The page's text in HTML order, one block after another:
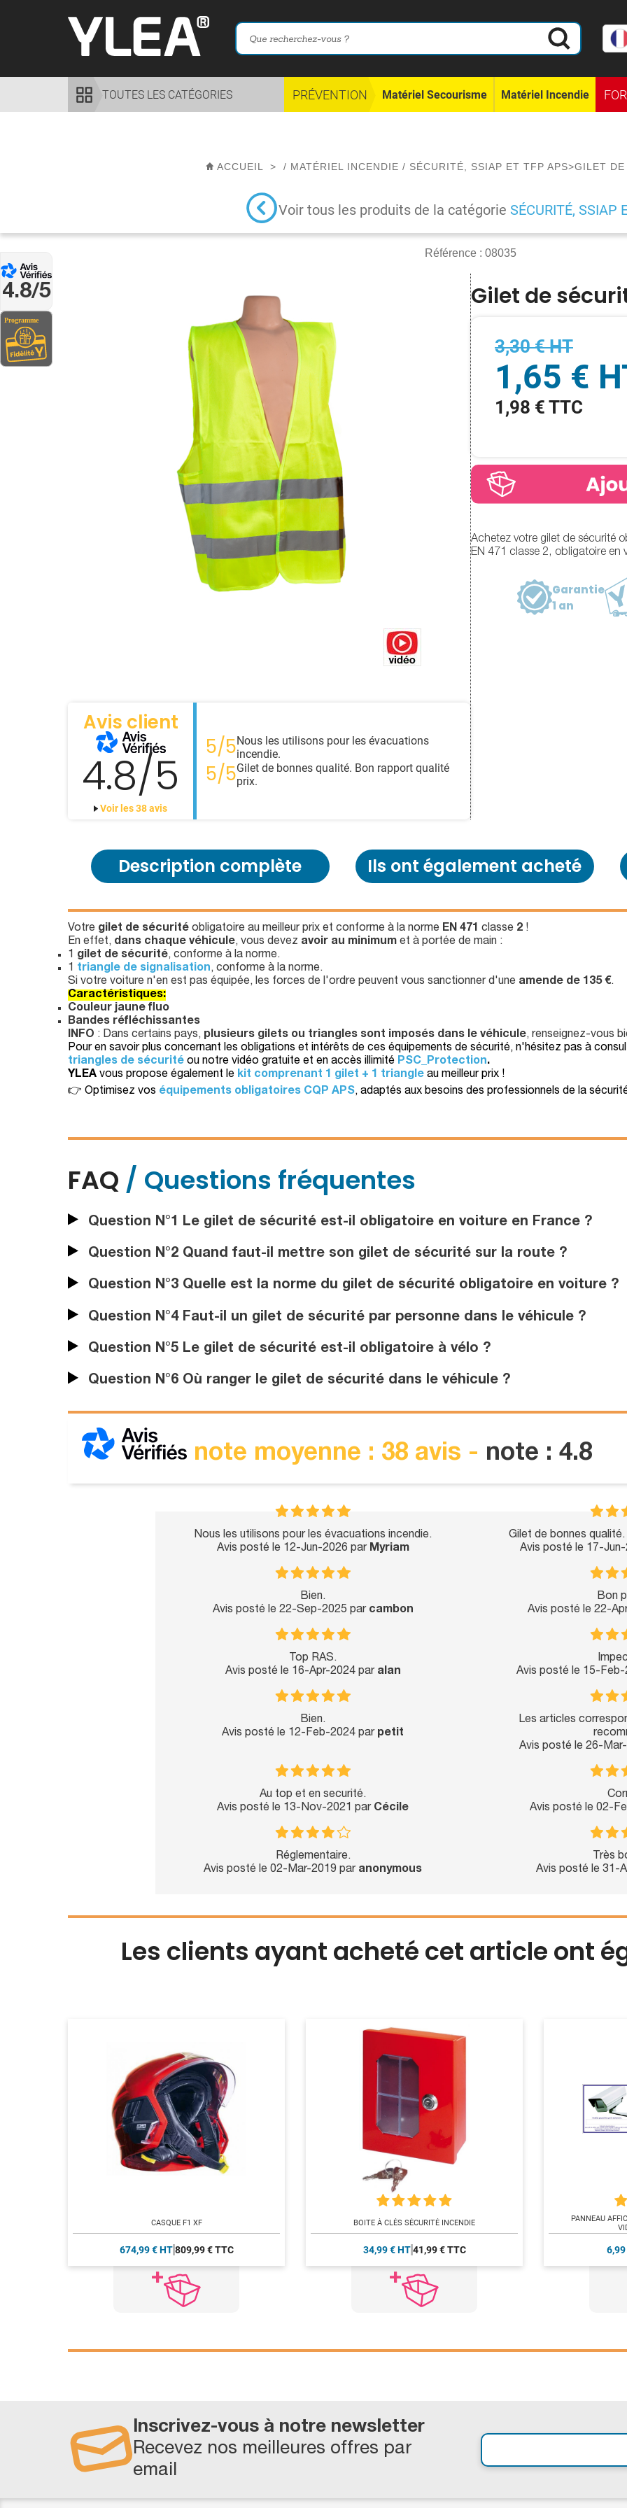
4.8/5
TOUTES LES CATÉGORIES PRÉVENTION Matériel Secourisme Matériel Incendie
ACCUEIL > / MATÉRIEL INCENDIE / SÉCURITÉ, SSIAP ET TFP APS>GILET
Voir tous les produits de la catégorie SÉCURITÉ, SSIAP
Référence : 08035
Avis client
4.8/5
Voir les 38 avis
5/5Nous les utilisons pour les évacuations
incendie.
5/5Gilet de bonnes qualité. Bon rapport qualité
prix.
Gilet de
3,30 € HT
1,65 €
1,98 € TTC
Achetez votre gilet de sécurité
EN 471 classe 2, obligatoire en
Garantie
1 an
Description complète Ils ont également acheté
Votre gilet de sécurité obligatoire au meilleur prix et conforme à la norme EN 471 classe 2 !
En effet, dans chaque véhicule, vous devez avoir au minimum et à portée de main :
1 gilet de sécurité, conforme à la norme.
1 triangle de signalisation, conforme à la norme.
Si votre voiture n'en est pas équipée, les forces de l'ordre peuvent vous sanctionner d'une amende de 135 €.
Caractéristiques:
Couleur jaune fluo
Bandes réfléchissantes
INFO : Dans certains pays, plusieurs gilets ou triangles sont imposés dans le véhicule, renseignez-vous
Pour en savoir plus concernant les obligations et intérêts de ces équipements de sécurité, n'hésitez pas à
triangles de sécurité ou notre vidéo gratuite et en accès illimité PSC_Protection.
YLEA vous propose également le kit comprenant 1 gilet + 1 triangle au meilleur prix !
👉 Optimisez vos équipements obligatoires CQP APS, adaptés aux besoins des professionnels de la
FAQ / Questions fréquentes
Question N°1 Le gilet de sécurité est-il obligatoire en voiture en France ?
Question N°2 Quand faut-il mettre son gilet de sécurité sur la route ?
Question N°3 Quelle est la norme du gilet de sécurité obligatoire en voiture ?
Question N°4 Faut-il un gilet de sécurité par personne dans le véhicule ?
Question N°5 Le gilet de sécurité est-il obligatoire à vélo ?
Question N°6 Où ranger le gilet de sécurité dans le véhicule ?
note moyenne : 38 avis - note : 4.8
Nous les utilisons pour les évacuations incendie.
Avis posté le 12-Jun-2026 par Myriam
Gilet de bonnes
Avis posté le 17-
Bien.
Avis posté le 22-Sep-2025 par cambon
Bon
Avis posté le 22-
Top RAS.
Avis posté le 16-Apr-2024 par alan
Avis posté le 15-
Bien.
Avis posté le 12-Feb-2024 par petit
Les articles
Avis posté le 26-
Au top et en securité.
Avis posté le 13-Nov-2021 par Cécile
Avis posté le 02-
Réglementaire.
Avis posté le 02-Mar-2019 par anonymous
Très
Avis posté le 31-
Les clients ayant acheté cet article ont
CASQUE F1 XF
674,99 € HT 809,99 € TTC
BOITE À CLÉS SÉCURITÉ INCENDIE
34,99 € HT 41,99 € TTC
PANNEAU
Inscrivez-vous à notre newsletter
Recevez nos meilleures offres par
email